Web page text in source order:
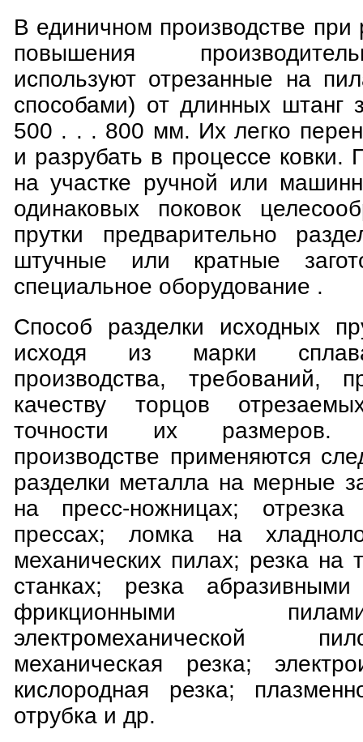
В единичном производстве при
повышения
используют отрезанные на
способами) от длинных штанг
500 . . . 800 мм. Их легко
и разрубать в процессе ковки.
на участке ручной или
одинаковых поковок
прутки предварительно
штучные или кратные
специальное оборудование .
Способ разделки исходных
исходя из марки
производства, требований,
качеству торцов
точности их размеров.
производстве применяются
разделки металла на мерные
на пресс-ножницах;
прессах; ломка на
механических пилах; резка на
станках; резка
фрикционными
электромеханической
механическая резка;
кислородная резка;
отрубка и др.